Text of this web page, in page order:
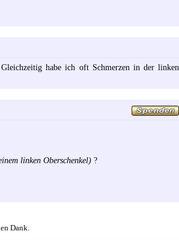
habe ich oft Schmerzen in der linken
linken Oberschenkel) ?
Dank.